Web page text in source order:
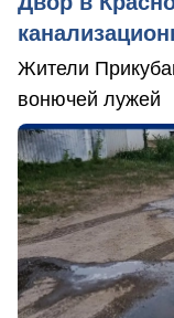
Жители
вонючей лужей